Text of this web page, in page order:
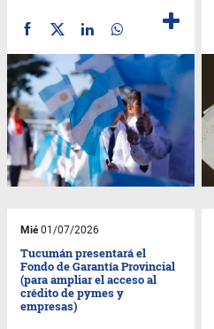
Mié01/07/2026
Tucumán presentará el
Fondo de Garantía Provincial
(para ampliar el acceso al
crédito de pymes y
empresas)